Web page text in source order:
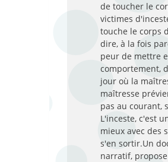
de toucher le
victimes
touche le corps
dire, à la fois
peur de mettre
comportement,
jour où la
maîtresse
pas au courant,
L'inceste, c'est
mieux avec des
s'en sortir.Un
narratif,